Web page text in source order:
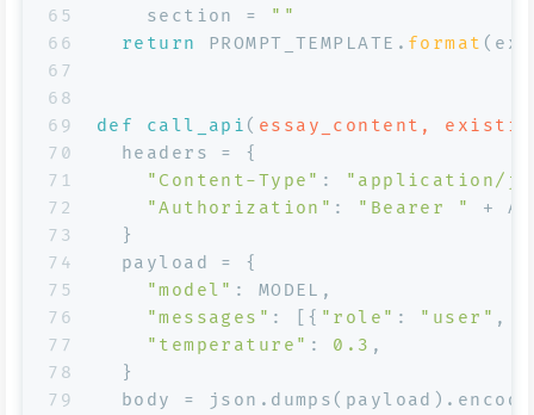
65
66
67
68
69
70
71
72
73
74
75
76
77
78
79
    section =
""
return
PROMPT_TEMPLATE. format
def call_api ( essay_content,
  headers = {
"Content-Type" :
"application/
"Authorization" : "Bearer "
+
  }
  payload = {
"model" : MODEL,
"messages" : [{ "role" : "user" ,
"temperature" : 0.3 ,
  }
body =